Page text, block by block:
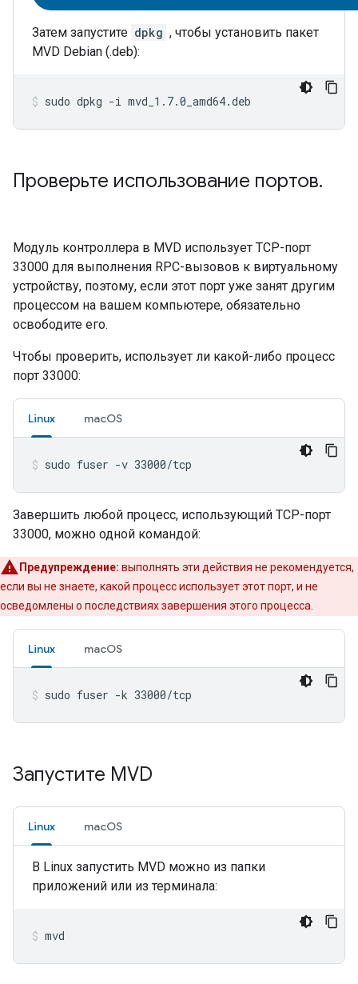
Затем запустите dpkg , чтобы установить пакет
MVD Debian (.deb):
sudo dpkg -i mvd_1.7.0_amd64.deb
Проверьте использование портов.
Модуль контроллера в MVD использует TCP-порт
33000 для выполнения RPC-вызовов к виртуальному
устройству, поэтому, если этот порт уже занят другим
процессом на вашем компьютере, обязательно
освободите его.
Чтобы проверить, использует ли какой-либо процесс
порт 33000:
Linux macOS
sudo fuser -v 33000/tcp
Завершить любой процесс, использующий TCP-порт
33000, можно одной командой:
Предупреждение: выполнять эти действия не рекомендуется,
если вы не знаете, какой процесс использует этот порт, и не
осведомлены о последствиях завершения этого процесса.
Linux macOS
sudo fuser -k 33000/tcp
Запустите MVD
Linux macOS
В Linux запустить MVD можно из папки
приложений или из терминала:
mvd